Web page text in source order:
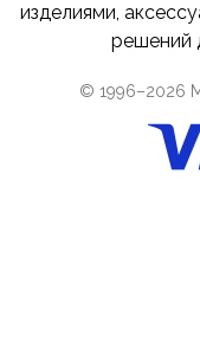
изделиями,
решений
© 1996–2026